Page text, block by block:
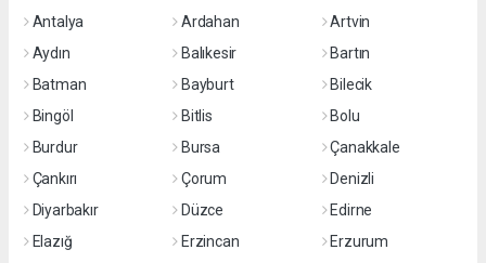
Antalya
Ardahan
Artvin
Aydın
Balıkesir
Bartın
Batman
Bayburt
Bilecik
Bingöl
Bitlis
Bolu
Burdur
Bursa
Çanakkale
Çankırı
Çorum
Denizli
Diyarbakır
Düzce
Edirne
Elazığ
Erzincan
Erzurum